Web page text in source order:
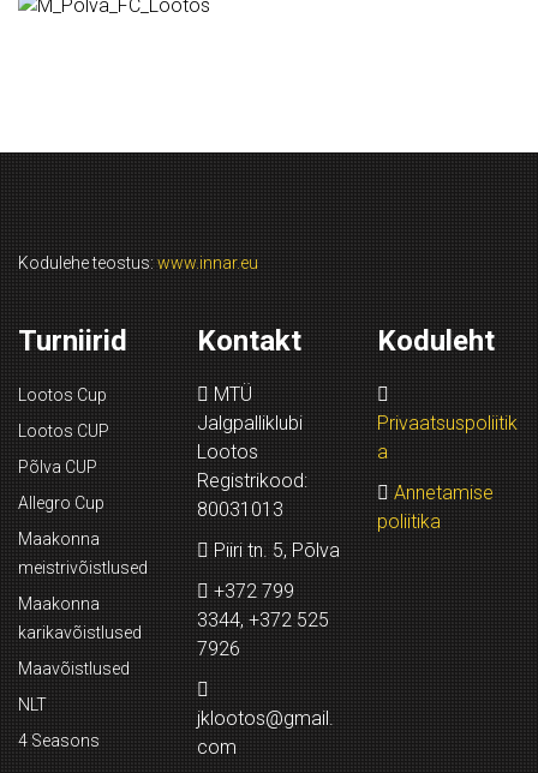
Kodulehe teostus: www.innar.eu
Turniirid
Lootos Cup
Lootos CUP
Põlva CUP
Allegro Cup
Maakonna
meistrivõistlused
Maakonna
karikavõistlused
Maavõistlused
NLT
4 Seasons
Kontakt
MTÜ
Jalgpalliklubi
Lootos
Registrikood:
80031013
Piiri tn. 5, Põlva
+372 799
3344, +372 525
7926
jklootos@gmail.
com
Koduleht
Privaatsuspoliitik
a
Annetamise
poliitika